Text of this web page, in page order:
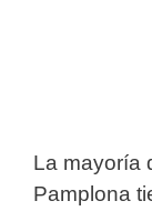
La mayoría
Pamplona